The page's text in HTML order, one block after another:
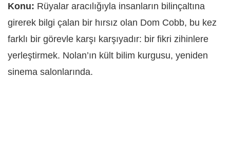
Konu: Rüyalar aracılığıyla insanların bilinçaltına
girerek bilgi çalan bir hırsız olan Dom Cobb, bu kez
farklı bir görevle karşı karşıyadır: bir fikri zihinlere
yerleştirmek. Nolan’ın kült bilim kurgusu, yeniden
sinema salonlarında.